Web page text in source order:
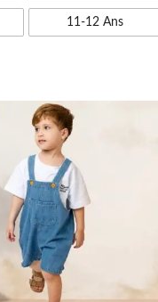
11-12 Ans